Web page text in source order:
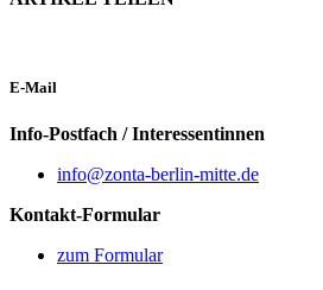
E-Mail
Info-Postfach / Interessentinnen
info@zonta-berlin-mitte.de
Kontakt-Formular
zum Formular